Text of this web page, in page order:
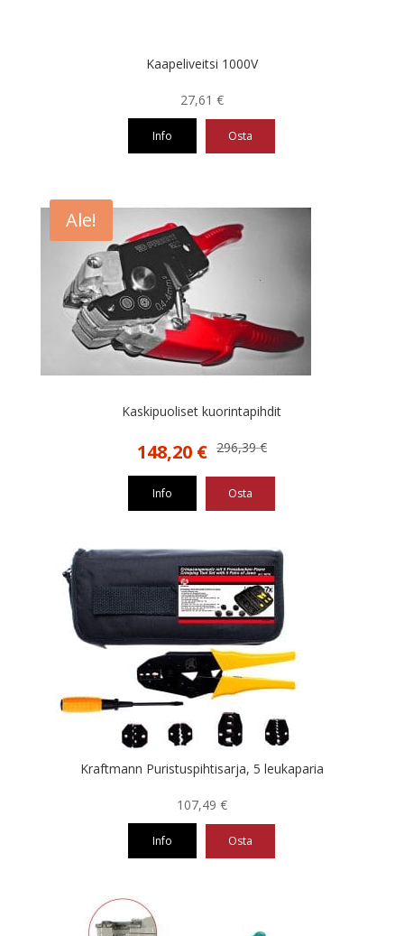
Kaapeliveitsi 1000V
27,61 €
Info Osta
Ale!
Kaskipuoliset kuorintapihdit
296,39€
Alkuperäinen
296,39 €.
148,20 €Nykyinen
148,20 €.
Info Osta
Kraftmann Puristuspihtisarja, 5 leukaparia
107,49 €
Info Osta